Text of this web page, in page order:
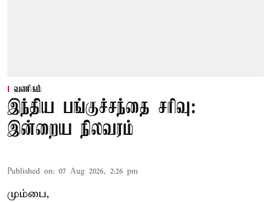
வணிகம்
இந்திய பங்குச்சந்தை சரிவு:
இன்றைய நிலவரம்
Published on: 07 Aug 2026, 2:26 pm
மும்பை,